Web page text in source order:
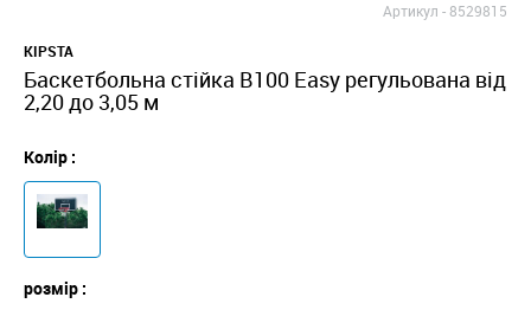
Артикул -8529815
KIPSTA
Баскетбольна стійка B100 Easy регульована від
2,20 до 3,05 м
Колір :
розмір :